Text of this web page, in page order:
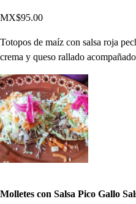
MX$95.00
Totopos de maíz con salsa roja
crema y queso rallado
Molletes con Salsa Pico Gallo